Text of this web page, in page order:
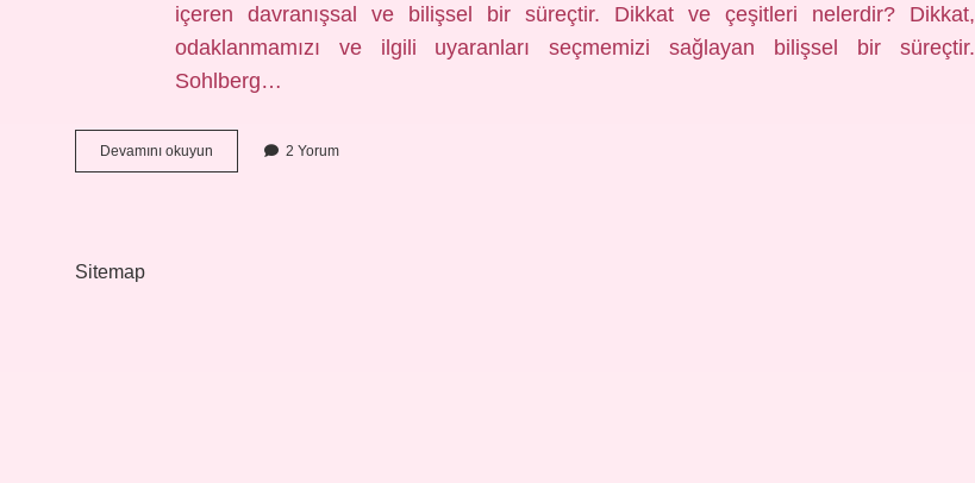
içeren davranışsal ve bilişsel bir süreçtir. Dikkat ve çeşitleri nelerdir? Dikkat,
odaklanmamızı ve ilgili uyaranları seçmemizi sağlayan bilişsel bir süreçtir.
Sohlberg…
Devamını okuyun
Nedir
2 Yorum
Sitemap